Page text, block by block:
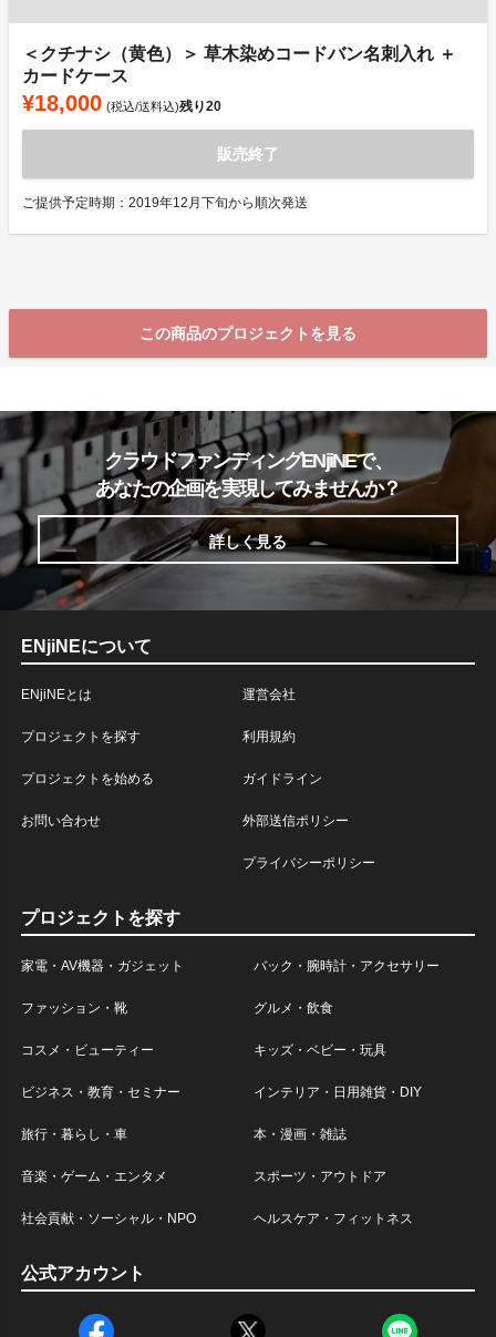
＜クチナシ（黄色）＞ 草木染めコードバン名刺入れ ＋
カードケース
¥18,000 (税込/送料込)残り20
販売終了
ご提供予定時期：2019年12月下旬から順次発送
この商品のプロジェクトを見る
クラウドファンディングENjiNEで、
あなたの企画を実現してみませんか？
詳しく見る
ENjiNEについて
ENjiNEとは
プロジェクトを探す
プロジェクトを始める
お問い合わせ
運営会社
利用規約
ガイドライン
外部送信ポリシー
プライバシーポリシー
プロジェクトを探す
家電・AV機器・ガジェット バック・腕時計・アクセサリー
ファッション・靴 グルメ・飲食
コスメ・ビューティー キッズ・ベビー・玩具
ビジネス・教育・セミナー インテリア・日用雑貨・DIY
旅行・暮らし・車 本・漫画・雑誌
音楽・ゲーム・エンタメ スポーツ・アウトドア
社会貢献・ソーシャル・NPO ヘルスケア・フィットネス
公式アカウント